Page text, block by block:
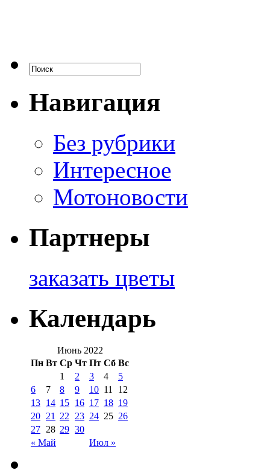
Навигация
Без рубрики
Интересное
Мотоновости
Партнеры
заказать цветы
Календарь
Июнь 2022
Пн Вт Ср Чт Пт Сб Вс
« Май Июл »
1 2 3 4
5
6
7 8 9 10 11
12
13 14 15 16 17 18 19
20 21 22 23 24 25 26
27 28 29 30